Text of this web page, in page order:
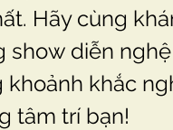
Hãy cùng
show diễn
khắc
tâm trí bạn!